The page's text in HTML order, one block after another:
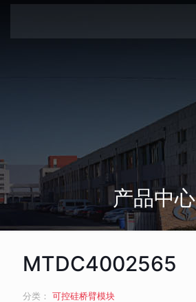
产品中心
MTDC4002565
分类： 可控硅桥臂模块